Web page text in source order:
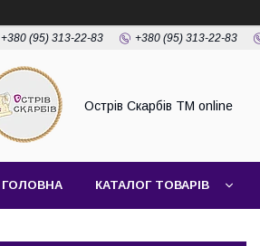
+380 (95) 313-22-83 +380 (95) 313-22-83
Острів Скарбів TM online
ГОЛОВНА КАТАЛОГ ТОВАРІВ